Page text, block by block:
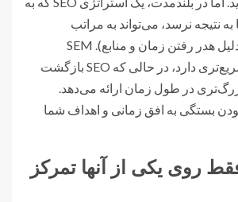
نتیجه نرسد، می‌تواند به مراتب
پرهزینه‌تر باشد (به دلیل هدر رفتن زمان و منابع). SEM
بازگشت سرمایه سریع‌تری دارد، در حالی که SEO بازگشت
در طول زمان ارائه می‌دهد.
بودن بستگی به افق زمانی و اهداف شما
روی یکی از آنها تمرکز